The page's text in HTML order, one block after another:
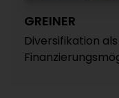
GREINER
Diversifikation